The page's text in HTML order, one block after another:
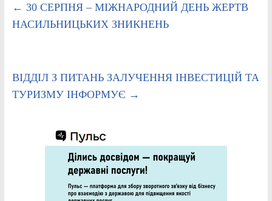
← 30 СЕРПНЯ – МІЖНАРОДНИЙ ДЕНЬ ЖЕРТВ
НАСИЛЬНИЦЬКИХ ЗНИКНЕНЬ
ВІДДІЛ З ПИТАНЬ ЗАЛУЧЕННЯ ІНВЕСТИЦІЙ ТА
ТУРИЗМУ ІНФОРМУЄ →